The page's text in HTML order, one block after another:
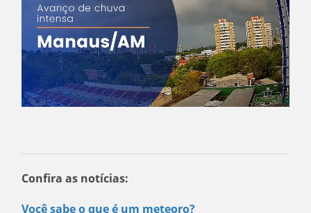
Confira as notícias:
Você sabe o que é um meteoro?